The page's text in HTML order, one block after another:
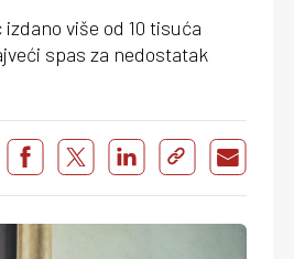
više od 10 tisuća
spas za nedostatak